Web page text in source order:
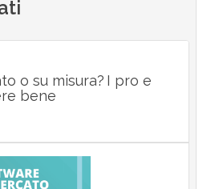
o su misura? I pro e
bene